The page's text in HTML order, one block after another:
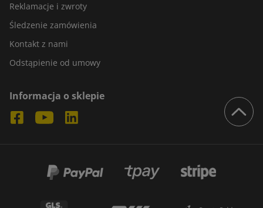
Reklamacje i zwroty
Śledzenie zamówienia
Kontakt z nami
Odstąpienie od umowy
Informacja o sklepie